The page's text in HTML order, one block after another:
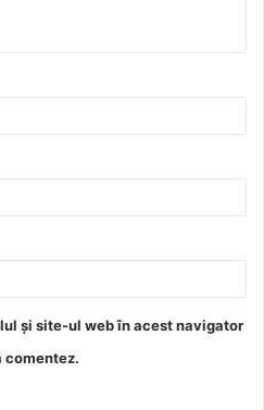
și site-ul web în acest navigator
comentez.